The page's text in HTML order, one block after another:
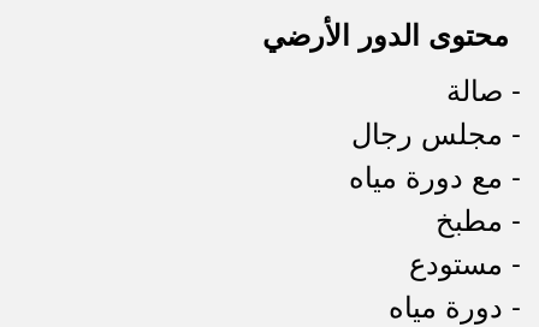
محتوى الدور الأرضي
- صالة
- مجلس رجال
- مع دورة مياه
- مطبخ
- مستودع
- دورة مياه